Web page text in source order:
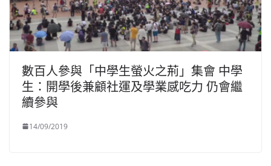
數百人參與「中學生螢火之荊」集會 中學
生：開學後兼顧社運及學業感吃力 仍會繼
續參與
14/09/2019